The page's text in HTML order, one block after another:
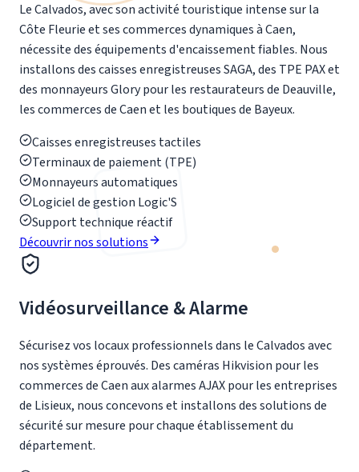
Le Calvados, avec son activité touristique intense sur la
Côte Fleurie et ses commerces dynamiques à Caen,
nécessite des équipements d'encaissement fiables. Nous
installons des caisses enregistreuses SAGA, des TPE PAX et
des monnayeurs Glory pour les restaurateurs de Deauville,
les commerces de Caen et les boutiques de Bayeux.
Caisses enregistreuses tactiles
Terminaux de paiement (TPE)
Monnayeurs automatiques
Logiciel de gestion Logic'S
Support technique réactif
Découvrir nos solutions
Vidéosurveillance & Alarme
Sécurisez vos locaux professionnels dans le Calvados avec
nos systèmes éprouvés. Des caméras Hikvision pour les
commerces de Caen aux alarmes AJAX pour les entreprises
de Lisieux, nous concevons et installons des solutions de
sécurité sur mesure pour chaque établissement du
département.